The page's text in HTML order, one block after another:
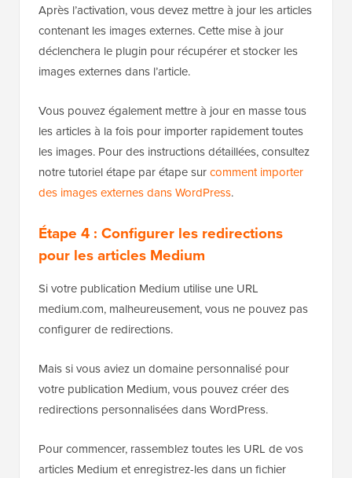
Après l’activation, vous devez mettre à jour les articles
contenant les images externes. Cette mise à jour
déclenchera le plugin pour récupérer et stocker les
images externes dans l’article.
Vous pouvez également mettre à jour en masse tous
les articles à la fois pour importer rapidement toutes
les images. Pour des instructions détaillées, consultez
notre tutoriel étape par étape surcomment importer
des images externes dans WordPress.
Étape 4 : Configurer les redirections
pour les articles Medium
Si votre publication Medium utilise une URL
medium.com, malheureusement, vous ne pouvez pas
configurer de redirections.
Mais si vous aviez un domaine personnalisé pour
votre publication Medium, vous pouvez créer des
redirections personnalisées dans WordPress.
Pour commencer, rassemblez toutes les URL de vos
articles Medium et enregistrez-les dans un fichier